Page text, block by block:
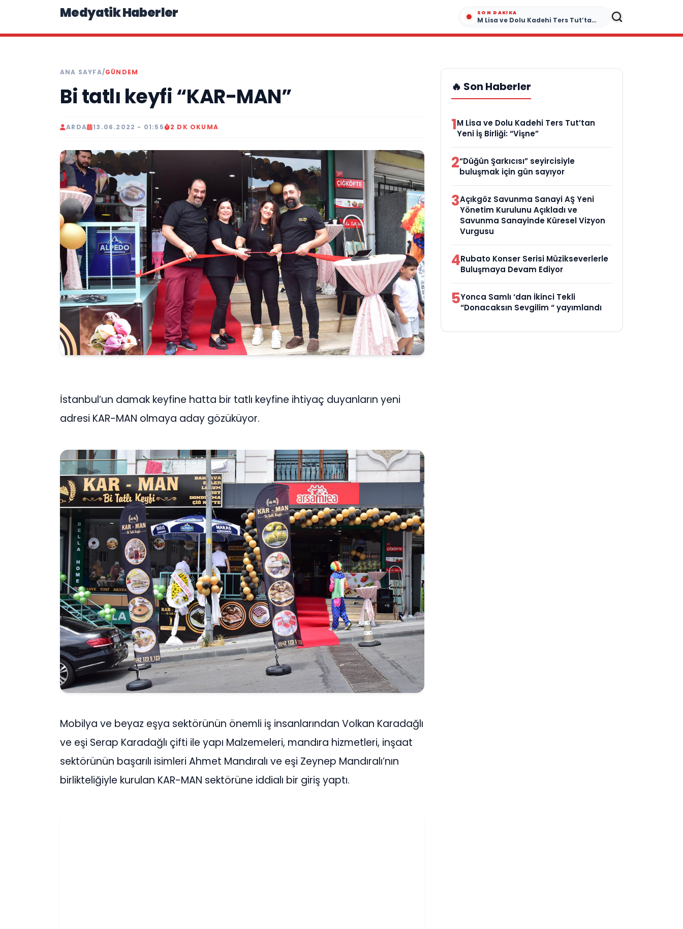
Medyatik Haberler SON DAKIKA
M Lisa ve Dolu Kadehi Ters Tut’tan Yeni İş Birliği: “Vişne”
ANA SAYFA/GÜNDEM
Bi tatlı keyfi “KAR-MAN”
ARDA 13.06.2022 - 01:55 2 DK OKUMA
İstanbul’un damak keyfine hatta bir tatlı keyfine ihtiyaç duyanların yeni
adresi KAR-MAN olmaya aday gözüküyor.
Mobilya ve beyaz eşya sektörünün önemli iş insanlarından Volkan Karadağlı
ve eşi Serap Karadağlı çifti ile yapı Malzemeleri, mandıra hizmetleri, inşaat
sektörünün başarılı isimleri Ahmet Mandıralı ve eşi Zeynep Mandıralı’nın
birlikteliğiyle kurulan KAR-MAN sektörüne iddialı bir giriş yaptı.
🔥 Son Haberler
1M Lisa ve Dolu Kadehi Ters Tut’tan
Yeni İş Birliği: “Vişne”
2“Düğün Şarkıcısı” seyircisiyle
buluşmak için gün sayıyor
3Açıkgöz Savunma Sanayi AŞ Yeni
Yönetim Kurulunu Açıkladı ve
Savunma Sanayinde Küresel Vizyon
Vurgusu
4Rubato Konser Serisi Müzikseverlerle
Buluşmaya Devam Ediyor
5Yonca Samlı ‘dan İkinci Tekli
“Donacaksın Sevgilim “ yayımlandı